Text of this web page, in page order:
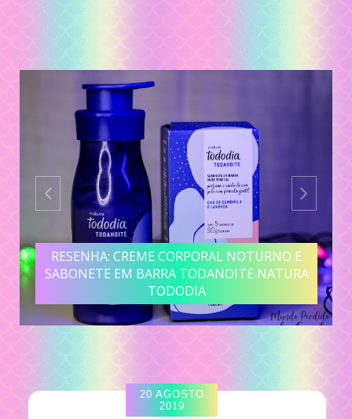
RESENHA: CREME CORPORAL NOTURNO E
SABONETE EM BARRA TODANOITE NATURA
TODODIA
20 AGOSTO
2019